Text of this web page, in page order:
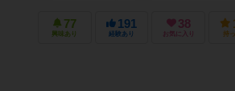
77
興味あり
191
経験あり
38
お気に入り 持